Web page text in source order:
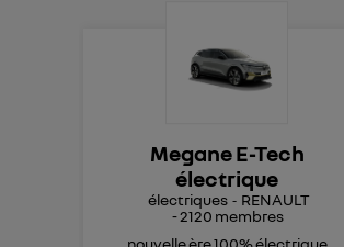
Megane E-Tech
électrique
électriques
RENAULT
-2120 membres
nouvelle ère 100% électrique